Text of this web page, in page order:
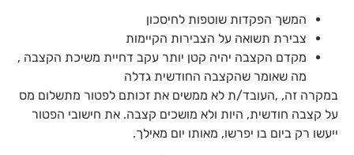
המשך הפקדות שוטפות לחיסכון
צבירת תשואה על הצבירות הקיימות
מקדם הקצבה יהיה קטן יותר עקב דחיית משיכת הקצבה ,
מה שאומר שהקצבה החודשית גדלה
במקרה זה, ,העובד/ת לא ממשים את זכותם לפטור מתשלום מס
על קצבה חודשית, היות ולא מושכים קצבה. את חישובי הפטור
ייעשו רק ביום בו יפרשו, מאותו יום מאילך.